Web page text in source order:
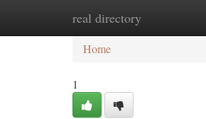
real directory
Home
Home
1